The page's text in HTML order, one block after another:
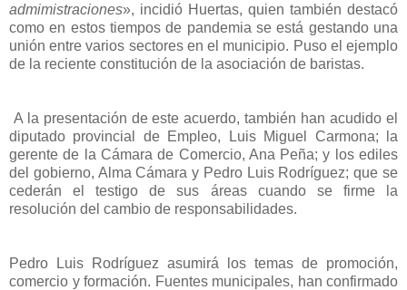
admimistraciones», incidió Huertas, quien también destacó
como en estos tiempos de pandemia se está gestando una
unión entre varios sectores en el municipio. Puso el ejemplo
de la reciente constitución de la asociación de baristas.
A la presentación de este acuerdo, también han acudido el
diputado provincial de Empleo, Luis Miguel Carmona; la
gerente de la Cámara de Comercio, Ana Peña; y los ediles
del gobierno, Alma Cámara y Pedro Luis Rodríguez; que se
cederán el testigo de sus áreas cuando se firme la
resolución del cambio de responsabilidades.
Pedro Luis Rodríguez asumirá los temas de promoción,
comercio y formación. Fuentes municipales, han confirmado